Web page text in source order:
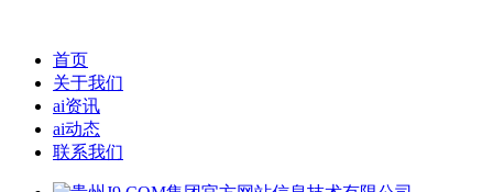
首页
关于我们
ai资讯
ai动态
联系我们